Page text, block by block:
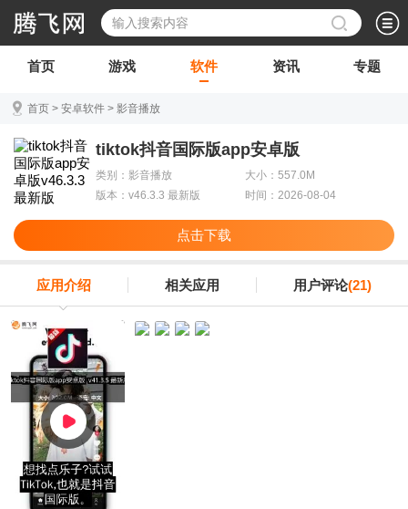
首页 游戏 软件 资讯 专题
首页 > 安卓软件 > 影音播放
tiktok抖音国际版app安卓版
类别：影音播放
大小：557.0M
版本：v46.3.3 最新版
时间：2026-08-04
点击下载
应用介绍 相关应用 用户评论(21)